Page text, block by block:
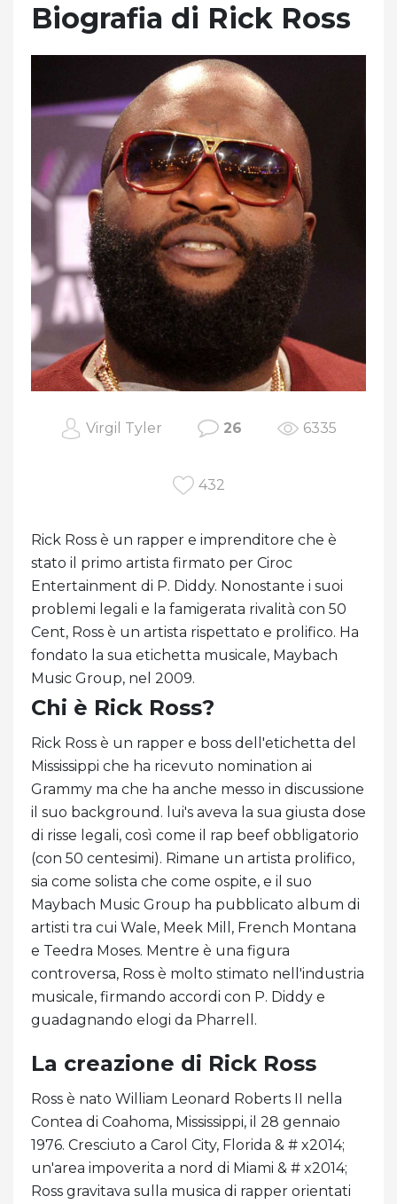
Biografia di Rick Ross
Virgil Tyler 26 6335
432
Rick Ross è un rapper e imprenditore che è
stato il primo artista firmato per Ciroc
Entertainment di P. Diddy. Nonostante i suoi
problemi legali e la famigerata rivalità con 50
Cent, Ross è un artista rispettato e prolifico. Ha
fondato la sua etichetta musicale, Maybach
Music Group, nel 2009.
Chi è Rick Ross?
Rick Ross è un rapper e boss dell'etichetta del
Mississippi che ha ricevuto nomination ai
Grammy ma che ha anche messo in discussione
il suo background. lui's aveva la sua giusta dose
di risse legali, così come il rap beef obbligatorio
(con 50 centesimi). Rimane un artista prolifico,
sia come solista che come ospite, e il suo
Maybach Music Group ha pubblicato album di
artisti tra cui Wale, Meek Mill, French Montana
e Teedra Moses. Mentre è una figura
controversa, Ross è molto stimato nell'industria
musicale, firmando accordi con P. Diddy e
guadagnando elogi da Pharrell.
La creazione di Rick Ross
Ross è nato William Leonard Roberts II nella
Contea di Coahoma, Mississippi, il 28 gennaio
1976. Cresciuto a Carol City, Florida & # x2014;
un'area impoverita a nord di Miami & # x2014;
Ross gravitava sulla musica di rapper orientati